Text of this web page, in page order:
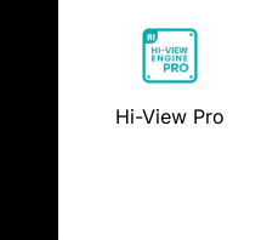
Hi-View Pro